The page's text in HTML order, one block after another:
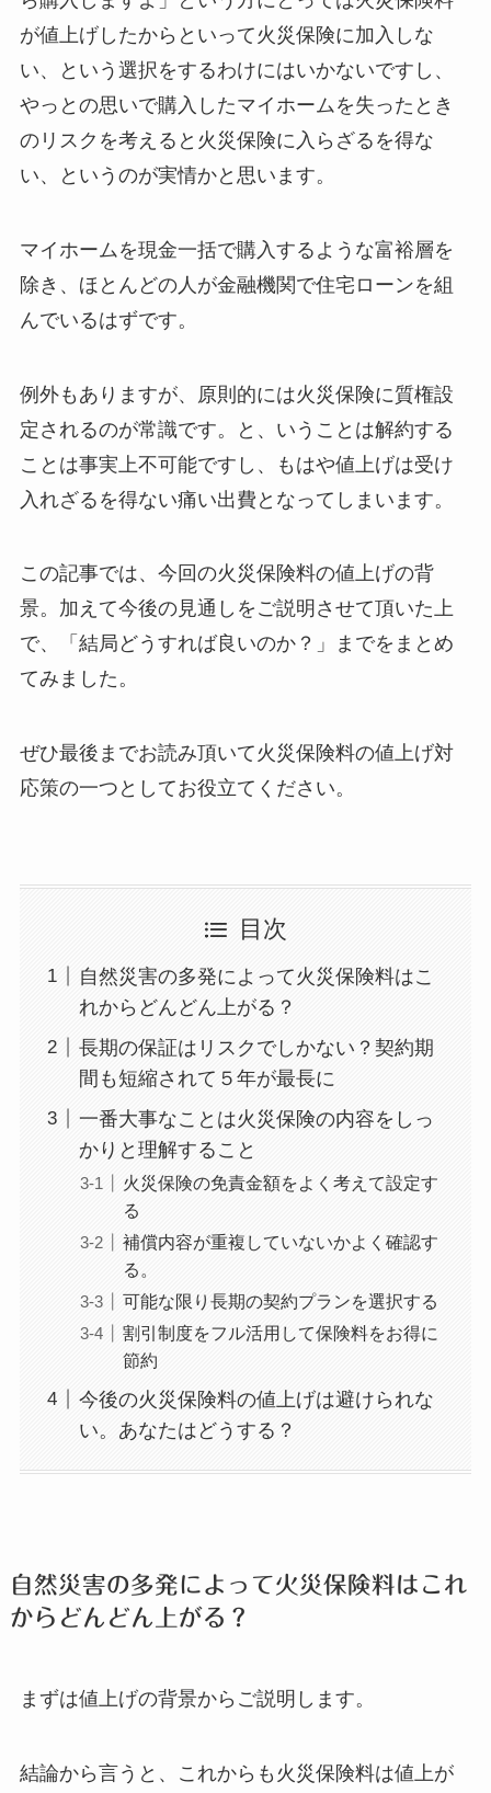
が値上げしたからといって火災保険に加入しな
い、という選択をするわけにはいかないですし、
やっとの思いで購入したマイホームを失ったとき
のリスクを考えると火災保険に入らざるを得な
い、というのが実情かと思います。
マイホームを現金一括で購入するような富裕層を
除き、ほとんどの人が金融機関で住宅ローンを組
んでいるはずです。
例外もありますが、原則的には火災保険に質権設
定されるのが常識です。と、いうことは解約する
ことは事実上不可能ですし、もはや値上げは受け
入れざるを得ない痛い出費となってしまいます。
この記事では、今回の火災保険料の値上げの背
景。加えて今後の見通しをご説明させて頂いた上
で、「結局どうすれば良いのか？」までをまとめ
てみました。
ぜひ最後までお読み頂いて火災保険料の値上げ対
応策の一つとしてお役立てください。
目次
自然災害の多発によって火災保険料はこ
れからどんどん上がる？
長期の保証はリスクでしかない？契約期
間も短縮されて５年が最長に
一番大事なことは火災保険の内容をしっ
かりと理解すること
火災保険の免責金額をよく考えて設定す
る
補償内容が重複していないかよく確認す
る。
可能な限り長期の契約プランを選択する
割引制度をフル活用して保険料をお得に
節約
今後の火災保険料の値上げは避けられな
い。あなたはどうする？
自然災害の多発によって火災保険料はこれ
からどんどん上がる？
まずは値上げの背景からご説明します。
結論から言うと、これからも火災保険料は値上が